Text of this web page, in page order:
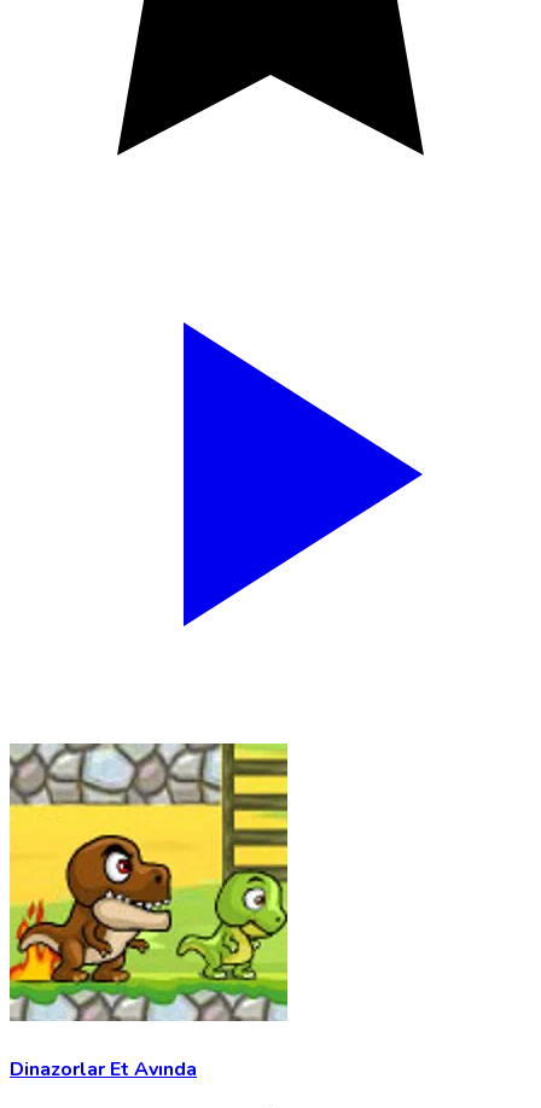
Dinazorlar Et Avında